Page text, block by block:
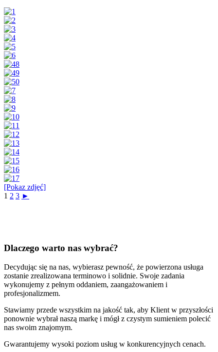
[Pokaz zdjęć]
1 2 3 ►
Dlaczego warto nas wybrać?
Decydując się na nas, wybierasz pewność, że powierzona usługa
zostanie zrealizowana terminowo i solidnie. Swoje zadania
wykonujemy z pełnym oddaniem, zaangażowaniem i
profesjonalizmem.
Stawiamy przede wszystkim na jakość tak, aby Klient w przyszłości
ponownie wybrał naszą markę i mógł z czystym sumieniem polecić
nas swoim znajomym.
Gwarantujemy wysoki poziom usług w konkurencyjnych cenach.